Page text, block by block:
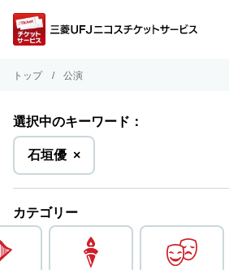
トップ 公演
選択中のキーワード：
石垣優を
削
除
×
カテゴリー